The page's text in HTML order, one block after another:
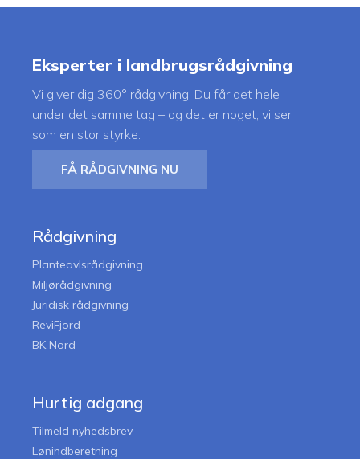
Eksperter i landbrugsrådgivning
Vi giver dig 360° rådgivning. Du får det hele
under det samme tag – og det er noget, vi ser
som en stor styrke.
FÅ RÅDGIVNING NU
Rådgivning
Planteavlsrådgivning
Miljørådgivning
Juridisk rådgivning
ReviFjord
BK Nord
Hurtig adgang
Tilmeld nyhedsbrev
Lønindberetning